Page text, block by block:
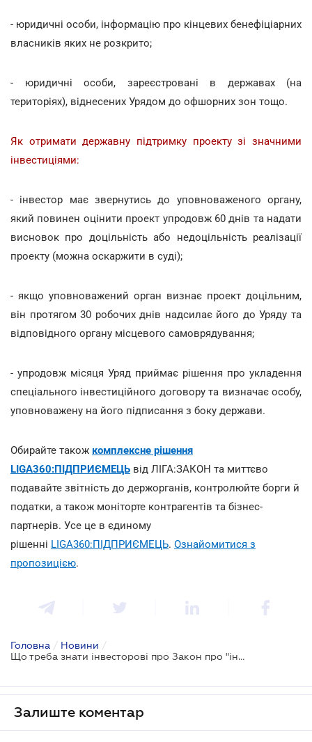
- юридичні особи, інформацію про кінцевих бенефіціарних
власників яких не розкрито;
- юридичні особи, зареєстровані в державах (на
територіях), віднесених Урядом до офшорних зон тощо.
Як отримати державну підтримку проекту зі значними
інвестиціями:
- інвестор має звернутись до уповноваженого органу,
який повинен оцінити проект упродовж 60 днів та надати
висновок про доцільність або недоцільність реалізації
проекту (можна оскаржити в суді);
- якщо уповноважений орган визнає проект доцільним,
він протягом 30 робочих днів надсилає його до Уряду та
відповідного органу місцевого самоврядування;
- упродовж місяця Уряд приймає рішення про укладення
спеціального інвестиційного договору та визначає особу,
уповноважену на його підписання з боку держави.
Обирайте також комплексне рішення
LIGA360:ПІДПРИЄМЕЦЬ від ЛІГА:ЗАКОН та миттєво
подавайте звітність до держорганів, контролюйте борги й
податки, а також моніторте контрагентів та бізнес-
партнерів. Усе це в єдиному
рішенні LIGA360:ПІДПРИЄМЕЦЬ. Ознайомитися з
пропозицією.
Головна / Новини /
Що треба знати інвесторові про Закон про "інвестнянь"
Залиште коментар